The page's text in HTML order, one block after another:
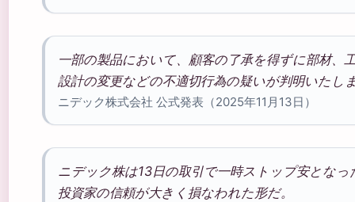
一部の製品において、顧客の了承を得ずに部材、
設計の変更などの不適切行為の疑いが判明いたし
ニデック株式会社 公式発表（2025年11月13日）
ニデック株は13日の取引で一時ストップ安となっ
投資家の信頼が大きく損なわれた形だ。